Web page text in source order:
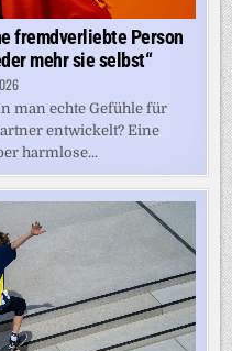
fremdverliebte Person
mehr sie selbst“
man echte Gefühle für
entwickelt? Eine
harmlose...